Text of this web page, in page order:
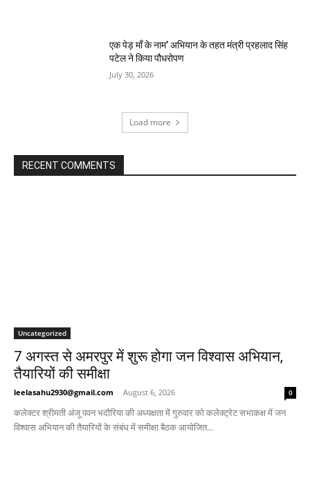
एक पेड़ माँ के नाम’ अभियान के तहत मंत्री प्रहलाद सिंह
पटेल ने किया पौधरोपण
July 30, 2026
Load more
RECENT COMMENTS
Uncategorized
7 अगस्त से अमरपुर में शुरू होगा जन विश्वास अभियान,
तैयारियों की समीक्षा
leelasahu2930@gmail.com - August 6, 2026 0
कलेक्टर श्रीमती अंजू पवन भदौरिया की अध्यक्षता में गुरुवार को कलेक्ट्रेट सभाकक्ष में जन
विश्वास अभियान की तैयारियों के संबंध में समीक्षा बैठक आयोजित...